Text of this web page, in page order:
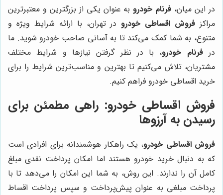
در این میان، فرنام خودروبه عنوان یکی از بزرگترین و معتبرترین
مراکز فروش اقساطی خودرودر تهران، با ارائه شرایط ویژه و
متنوع، به شما کمک می‌کند تا به آسانی صاحب خودرو شوید. ما
درفرنام خودرو، با در نظر گرفتن نیازها و شرایط مختلف
مشتریان، تلاش می‌کنیم تا بهترین و مناسب‌ترین شرایط را برای
خرید اقساطی خودرو فراهم کنیم.
فروش اقساطی خودرو: راهی مطمئن برای
رسیدن به آرزوها
فروش اقساطی خودرو، یک راهکار هوشمندانه برای افرادی است
که به دنبال خرید خودرو هستند اما امکان پرداخت نقدی مبلغ
کامل آن را ندارند. این روش، به شما این امکان را می‌دهد تا با
پرداخت مبلغی به عنوان پیش‌پرداخت و سپس پرداخت اقساط